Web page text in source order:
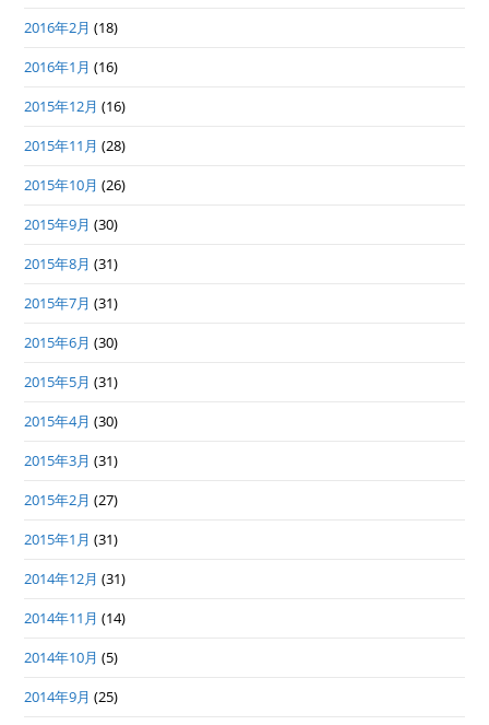
2016年2月 (18)
2016年1月 (16)
2015年12月 (16)
2015年11月 (28)
2015年10月 (26)
2015年9月 (30)
2015年8月 (31)
2015年7月 (31)
2015年6月 (30)
2015年5月 (31)
2015年4月 (30)
2015年3月 (31)
2015年2月 (27)
2015年1月 (31)
2014年12月 (31)
2014年11月 (14)
2014年10月 (5)
2014年9月 (25)